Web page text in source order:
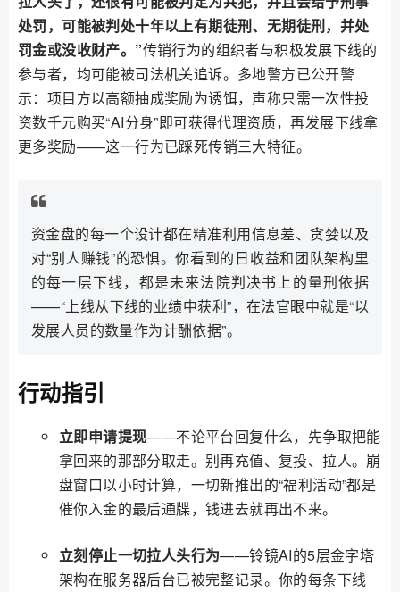
处罚，可能被判处十年以上有期徒刑、无期徒刑，并处
罚金或没收财产。”传销行为的组织者与积极发展下线的
参与者，均可能被司法机关追诉。多地警方已公开警
示：项目方以高额抽成奖励为诱饵，声称只需一次性投
资数千元购买“AI分身”即可获得代理资质，再发展下线拿
更多奖励——这一行为已踩死传销三大特征。
资金盘的每一个设计都在精准利用信息差、贪婪以及
对“别人赚钱”的恐惧。你看到的日收益和团队架构里
的每一层下线，都是未来法院判决书上的量刑依据
——“上线从下线的业绩中获利”，在法官眼中就是“以
发展人员的数量作为计酬依据”。
行动指引
立即申请提现——不论平台回复什么，先争取把能
拿回来的那部分取走。别再充值、复投、拉人。崩
盘窗口以小时计算，一切新推出的“福利活动”都是
催你入金的最后通牒，钱进去就再出不来。
立刻停止一切拉人头行为——铃镜AI的5层金字塔
架构在服务器后台已被完整记录。你的每条下线